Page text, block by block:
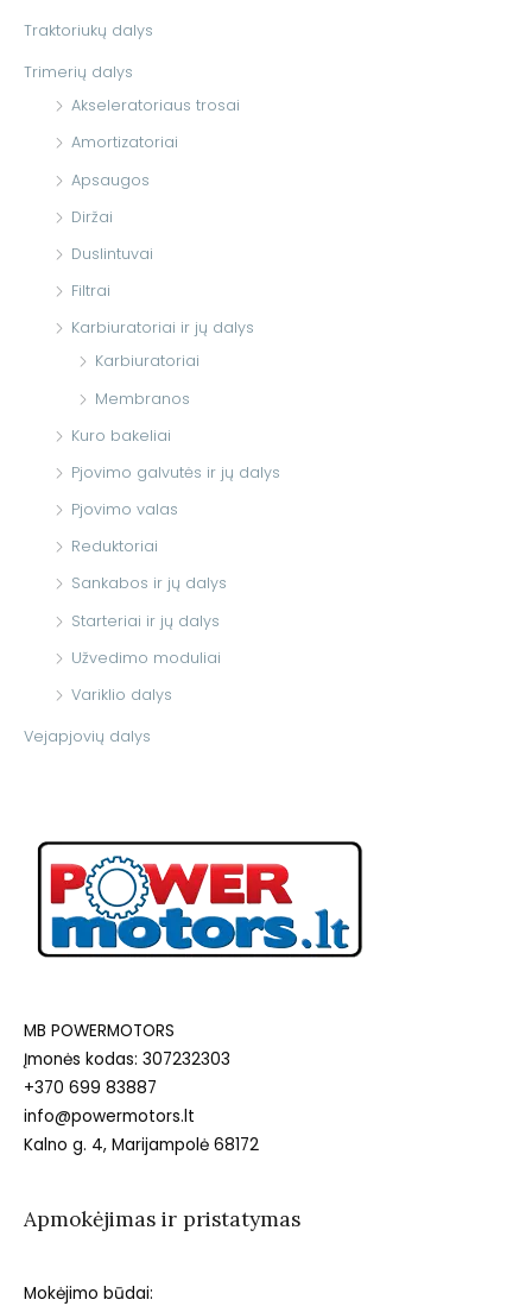
Traktoriukų dalys
Trimerių dalys
Akseleratoriaus trosai
Amortizatoriai
Apsaugos
Diržai
Duslintuvai
Filtrai
Karbiuratoriai ir jų dalys
Karbiuratoriai
Membranos
Kuro bakeliai
Pjovimo galvutės ir jų dalys
Pjovimo valas
Reduktoriai
Sankabos ir jų dalys
Starteriai ir jų dalys
Užvedimo moduliai
Variklio dalys
Vejapjovių dalys
MB POWERMOTORS
Įmonės kodas: 307232303
+370 699 83887
info@powermotors.lt
Kalno g. 4, Marijampolė 68172
Apmokėjimas ir pristatymas
Mokėjimo būdai: